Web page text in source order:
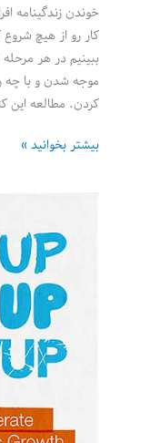
خوندن زندگینامه
کار رو از هیچ
ببینیم در هر
موجه شدن و با چه
کردن. مطالعه این
کتاب
بیشتر بخوانید »